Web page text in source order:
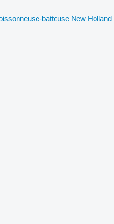
batteuse New Holland